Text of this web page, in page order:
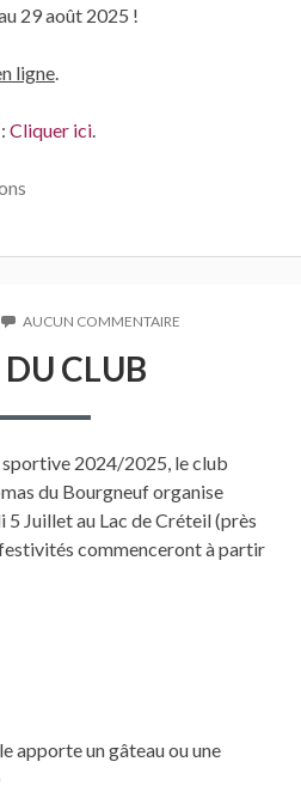
29 août 2025 !
ligne.
Cliquer ici.
AUCUN COMMENTAIRE
DU CLUB
2024/2025, le club
du Bourgneuf organise
5 Juillet au Lac de Créteil (près
commenceront à partir
apporte un gâteau ou une